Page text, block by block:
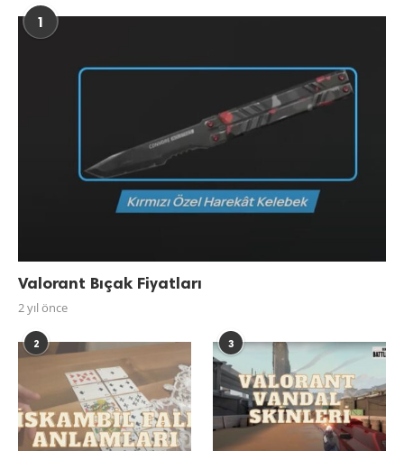
1
Valorant Bıçak Fiyatları
2 yıl önce
2 3